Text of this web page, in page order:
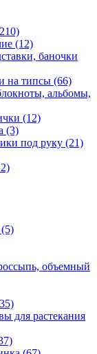
(12)
баночки
на типсы (66)
альбомы,
(12)
(3)
под руку (21)
(5)
объемный
для растекания